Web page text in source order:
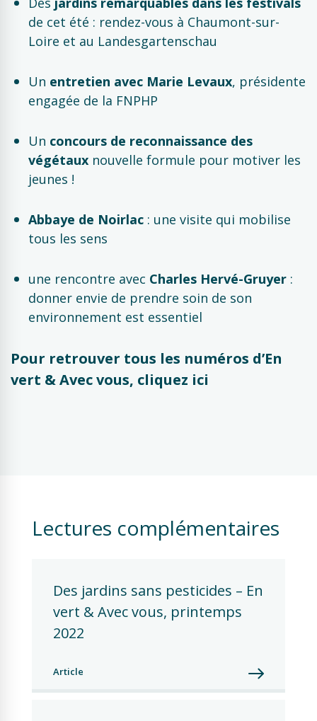
de cet été : rendez-vous à Chaumont-sur-
Loire et au Landesgartenschau
Un entretien avec Marie Levaux, présidente
engagée de la FNPHP
Un concours de reconnaissance des
végétaux nouvelle formule pour motiver les
jeunes !
Abbaye de Noirlac : une visite qui mobilise
tous les sens
une rencontre avec Charles Hervé-Gruyer :
donner envie de prendre soin de son
environnement est essentiel
Pour retrouver tous les numéros d’En
vert & Avec vous, cliquez ici
Lectures complémentaires
Des jardins sans pesticides – En
vert & Avec vous, printemps
2022
Article